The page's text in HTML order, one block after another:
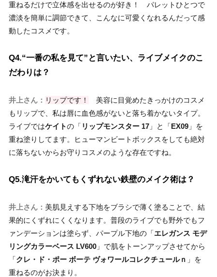
重ねるだけで立体感を出せるのが好き！ パレットひとつで
濃淡を簡単に調節できて、こんなに可愛くなれるんだって感
動したコスメです。
Q4.“一番の私を見て”と言いたい、ライブメイクのこ
だわりは？
井上さん： リップです！
美容に目覚めたきっかけのコスメ
もリップで、私は唇に血色感がないと落ち着かないタイプ。
ライブではケイトの「 リップモンスター 17 」と「EX09 」を
重ね塗りしてます。ヒューマンビートボックスをしても絶対
に落ちないからお守りコスメのような存在ですね。
Q5.滝汗をかいてもくずれない鉄壁のメイク術は？
井上さん： 美肌見えする下地をブラシで薄く塗ることで、結
果的にくずれにくくなります。普段のライブでも野外でもフ
ァンデーションは塗らず、パープル下地の「エレガンス モデ
リングカラーベース LV600 」で肌をトーンアップさせてから
「クレ・ド・ポー ボーテ ヴォワールコレクチュールｎ 」を
重ねるのがお決まり。